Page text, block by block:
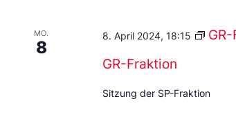
MO.
8
GR-Fraktion
8. April 2024, 18:15
Sitzung der SP-Fraktion